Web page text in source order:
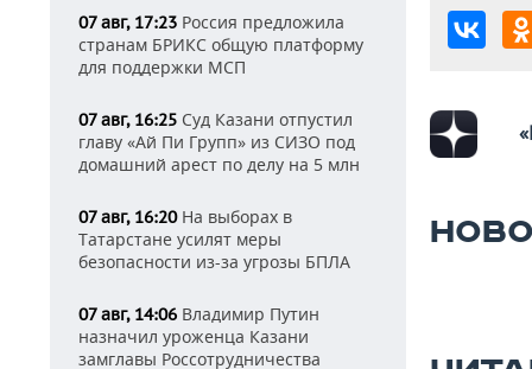
07 авг, 17:23 Россия предложила
странам БРИКС общую платформу
для поддержки МСП
07 авг, 16:25 Суд Казани отпустил
главу «Ай Пи Групп» из СИЗО под
домашний арест по делу на 5 млн
07 авг, 16:20На выборах в
Татарстане усилят меры
безопасности из-за угрозы БПЛА
07 авг, 14:06 Владимир Путин
назначил уроженца Казани
замглавы Россотрудничества